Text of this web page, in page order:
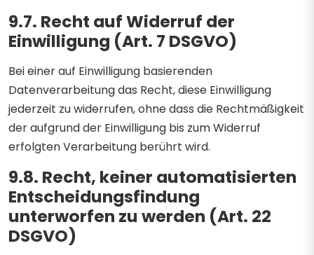
9.7. Recht auf Widerruf der
Einwilligung (Art. 7 DSGVO)
Bei einer auf Einwilligung basierenden
Datenverarbeitung das Recht, diese Einwilligung
jederzeit zu widerrufen, ohne dass die Rechtmäßigkeit
der aufgrund der Einwilligung bis zum Widerruf
erfolgten Verarbeitung berührt wird.
9.8. Recht, keiner automatisierten
Entscheidungsfindung
unterworfen zu werden (Art. 22
DSGVO)